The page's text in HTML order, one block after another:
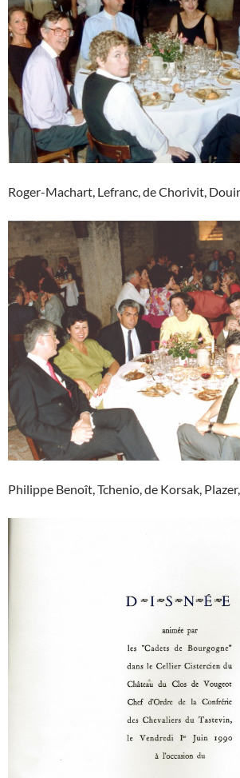
Roger-Machart, Lefranc, de Chorivit,
Philippe Benoît, Tchenio, de Korsak,